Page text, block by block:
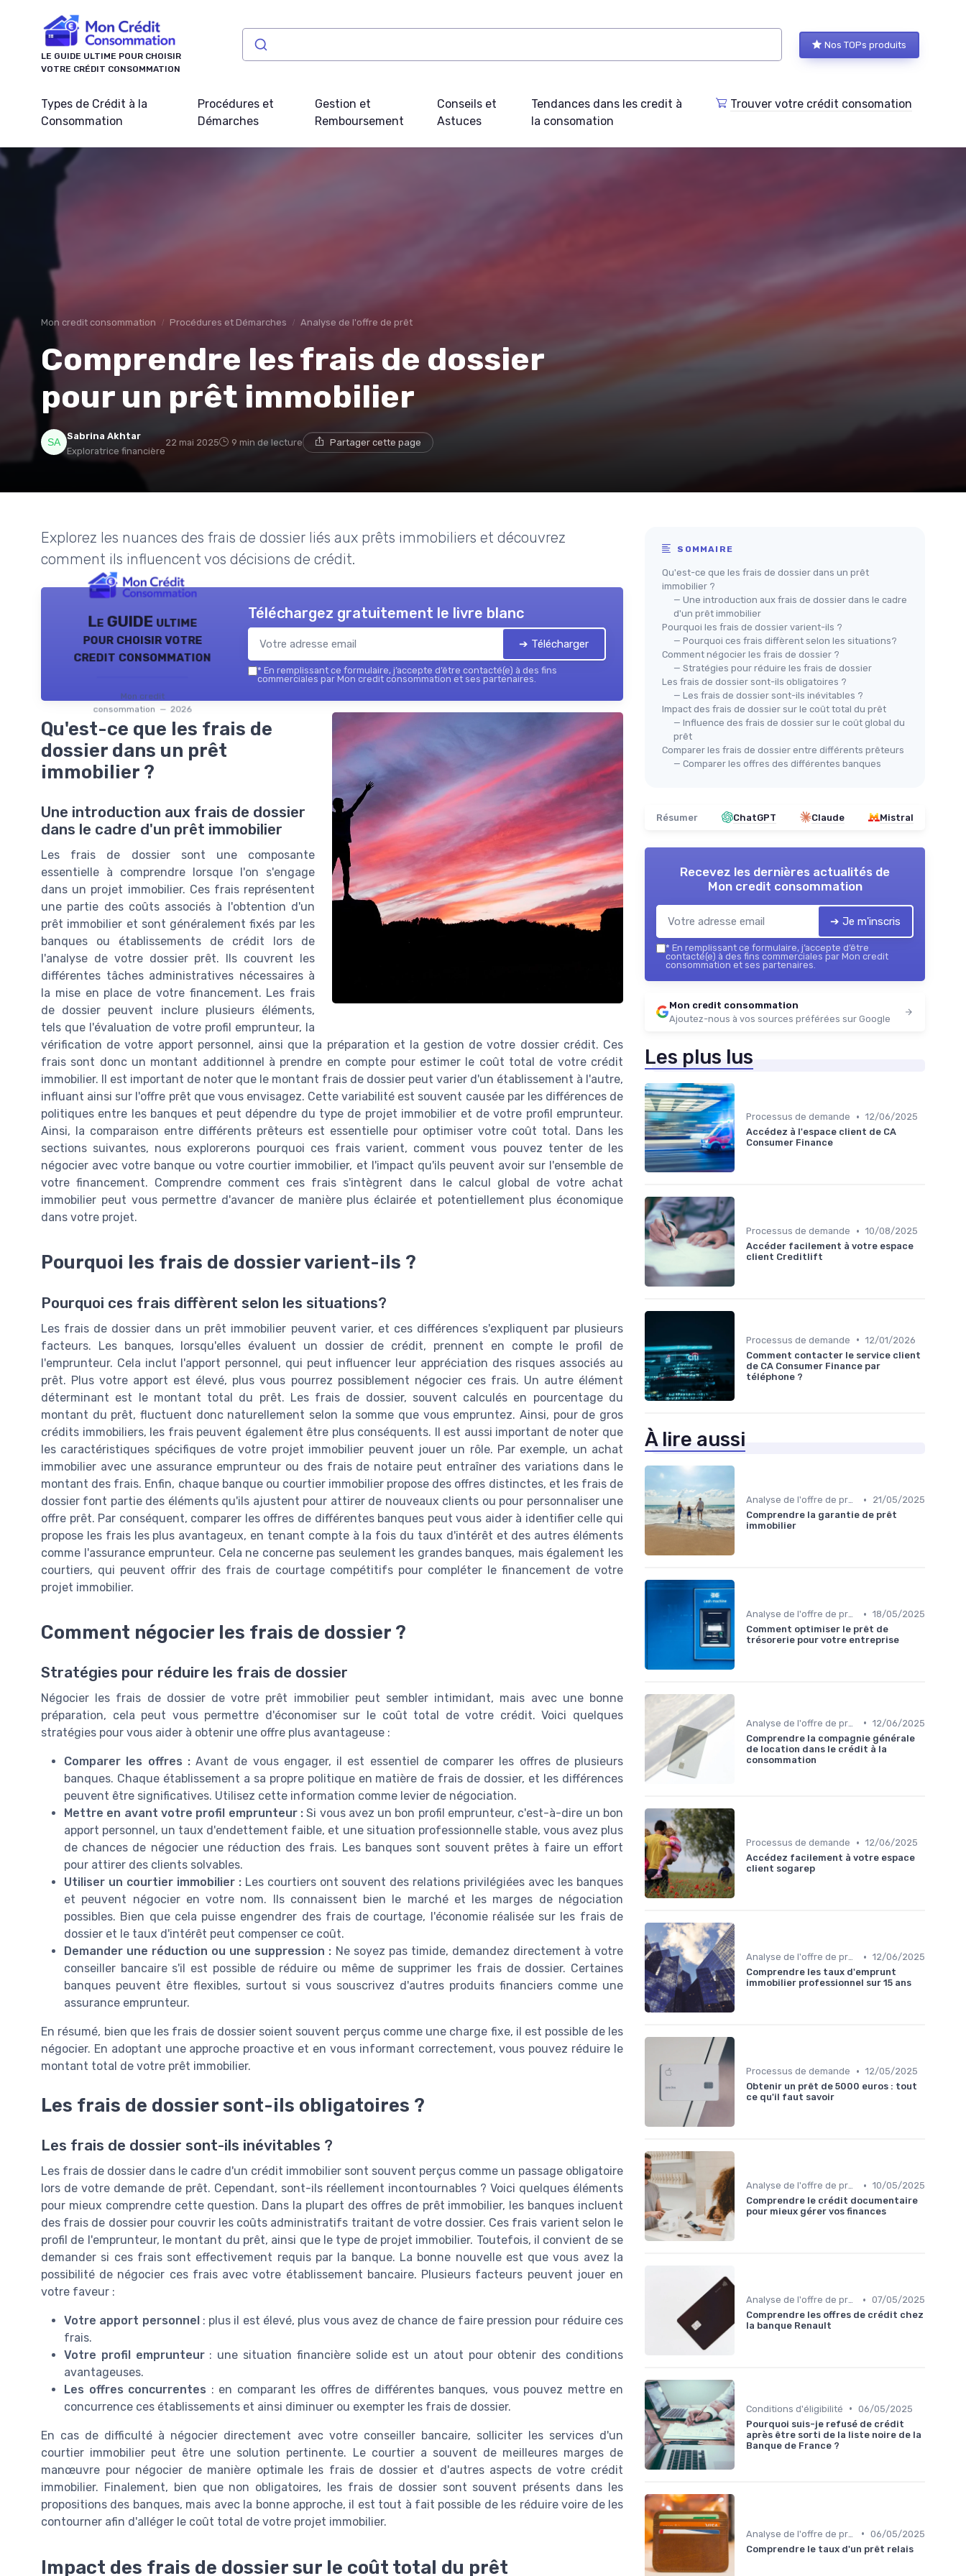
LE GUIDE ULTIME POUR CHOISIR
VOTRE CRÉDIT CONSOMMATION
Nos TOPs produits
Types de Crédit à la
Consommation
Procédures et
Démarches
Gestion et
Remboursement
Conseils et
Astuces
Tendances dans les credit à
la consomation
Trouver votre crédit consomation
Mon credit consommation Procédures et Démarches Analyse de l'offre de prêt
Comprendre les frais de dossier
pour un prêt immobilier
Sabrina Akhtar
Exploratrice financière
22 mai 2025 9 min de lecture Partager cette page
Explorez les nuances des frais de dossier liés aux prêts immobiliers et découvrez
comment ils influencent vos décisions de crédit.
Le GUIDE ultime
pour choisir votre
credit consommation
Mon credit
consommation — 2026
Téléchargez gratuitement le livre blanc
➔ Télécharger
* En remplissant ce formulaire, j’accepte d’être contacté(e) à des fins
commerciales par Mon credit consommation et ses partenaires.
Qu'est-ce que les frais de
dossier dans un prêt
immobilier ?
Une introduction aux frais de dossier
dans le cadre d'un prêt immobilier
Les frais de dossier sont une composante
essentielle à comprendre lorsque l'on s'engage
dans un projet immobilier. Ces frais représentent
une partie des coûts associés à l'obtention d'un
prêt immobilier et sont généralement fixés par les
banques ou établissements de crédit lors de
l'analyse de votre dossier prêt. Ils couvrent les
différentes tâches administratives nécessaires à
la mise en place de votre financement. Les frais
de dossier peuvent inclure plusieurs éléments,
tels que l'évaluation de votre profil emprunteur, la
vérification de votre apport personnel, ainsi que la préparation et la gestion de votre dossier crédit. Ces
frais sont donc un montant additionnel à prendre en compte pour estimer le coût total de votre crédit
immobilier. Il est important de noter que le montant frais de dossier peut varier d'un établissement à l'autre,
influant ainsi sur l'offre prêt que vous envisagez. Cette variabilité est souvent causée par les différences de
politiques entre les banques et peut dépendre du type de projet immobilier et de votre profil emprunteur.
Ainsi, la comparaison entre différents prêteurs est essentielle pour optimiser votre coût total. Dans les
sections suivantes, nous explorerons pourquoi ces frais varient, comment vous pouvez tenter de les
négocier avec votre banque ou votre courtier immobilier, et l'impact qu'ils peuvent avoir sur l'ensemble de
votre financement. Comprendre comment ces frais s'intègrent dans le calcul global de votre achat
immobilier peut vous permettre d'avancer de manière plus éclairée et potentiellement plus économique
dans votre projet.
Pourquoi les frais de dossier varient-ils ?
Pourquoi ces frais diffèrent selon les situations?
Les frais de dossier dans un prêt immobilier peuvent varier, et ces différences s'expliquent par plusieurs
facteurs. Les banques, lorsqu'elles évaluent un dossier de crédit, prennent en compte le profil de
l'emprunteur. Cela inclut l'apport personnel, qui peut influencer leur appréciation des risques associés au
prêt. Plus votre apport est élevé, plus vous pourrez possiblement négocier ces frais. Un autre élément
déterminant est le montant total du prêt. Les frais de dossier, souvent calculés en pourcentage du
montant du prêt, fluctuent donc naturellement selon la somme que vous empruntez. Ainsi, pour de gros
crédits immobiliers, les frais peuvent également être plus conséquents. Il est aussi important de noter que
les caractéristiques spécifiques de votre projet immobilier peuvent jouer un rôle. Par exemple, un achat
immobilier avec une assurance emprunteur ou des frais de notaire peut entraîner des variations dans le
montant des frais. Enfin, chaque banque ou courtier immobilier propose des offres distinctes, et les frais de
dossier font partie des éléments qu'ils ajustent pour attirer de nouveaux clients ou pour personnaliser une
offre prêt. Par conséquent, comparer les offres de différentes banques peut vous aider à identifier celle qui
propose les frais les plus avantageux, en tenant compte à la fois du taux d'intérêt et des autres éléments
comme l'assurance emprunteur. Cela ne concerne pas seulement les grandes banques, mais également les
courtiers, qui peuvent offrir des frais de courtage compétitifs pour compléter le financement de votre
projet immobilier.
Comment négocier les frais de dossier ?
Stratégies pour réduire les frais de dossier
Négocier les frais de dossier de votre prêt immobilier peut sembler intimidant, mais avec une bonne
préparation, cela peut vous permettre d'économiser sur le coût total de votre crédit. Voici quelques
stratégies pour vous aider à obtenir une offre plus avantageuse :
Comparer les offres :Avant de vous engager, il est essentiel de comparer les offres de plusieurs
banques. Chaque établissement a sa propre politique en matière de frais de dossier, et les différences
peuvent être significatives. Utilisez cette information comme levier de négociation.
Mettre en avant votre profil emprunteur :Si vous avez un bon profil emprunteur, c'est-à-dire un bon
apport personnel, un taux d'endettement faible, et une situation professionnelle stable, vous avez plus
de chances de négocier une réduction des frais. Les banques sont souvent prêtes à faire un effort
pour attirer des clients solvables.
Utiliser un courtier immobilier :Les courtiers ont souvent des relations privilégiées avec les banques
et peuvent négocier en votre nom. Ils connaissent bien le marché et les marges de négociation
possibles. Bien que cela puisse engendrer des frais de courtage, l'économie réalisée sur les frais de
dossier et le taux d'intérêt peut compenser ce coût.
Demander une réduction ou une suppression : Ne soyez pas timide, demandez directement à votre
conseiller bancaire s'il est possible de réduire ou même de supprimer les frais de dossier. Certaines
banques peuvent être flexibles, surtout si vous souscrivez d'autres produits financiers comme une
assurance emprunteur.
En résumé, bien que les frais de dossier soient souvent perçus comme une charge fixe, il est possible de les
négocier. En adoptant une approche proactive et en vous informant correctement, vous pouvez réduire le
montant total de votre prêt immobilier.
Les frais de dossier sont-ils obligatoires ?
Les frais de dossier sont-ils inévitables ?
Les frais de dossier dans le cadre d'un crédit immobilier sont souvent perçus comme un passage obligatoire
lors de votre demande de prêt. Cependant, sont-ils réellement incontournables ? Voici quelques éléments
pour mieux comprendre cette question. Dans la plupart des offres de prêt immobilier, les banques incluent
des frais de dossier pour couvrir les coûts administratifs traitant de votre dossier. Ces frais varient selon le
profil de l'emprunteur, le montant du prêt, ainsi que le type de projet immobilier. Toutefois, il convient de se
demander si ces frais sont effectivement requis par la banque. La bonne nouvelle est que vous avez la
possibilité de négocier ces frais avec votre établissement bancaire. Plusieurs facteurs peuvent jouer en
votre faveur :
Votre apport personnel: plus il est élevé, plus vous avez de chance de faire pression pour réduire ces
frais.
Votre profil emprunteur: une situation financière solide est un atout pour obtenir des conditions
avantageuses.
Les offres concurrentes : en comparant les offres de différentes banques, vous pouvez mettre en
concurrence ces établissements et ainsi diminuer ou exempter les frais de dossier.
En cas de difficulté à négocier directement avec votre conseiller bancaire, solliciter les services d'un
courtier immobilier peut être une solution pertinente. Le courtier a souvent de meilleures marges de
manœuvre pour négocier de manière optimale les frais de dossier et d'autres aspects de votre crédit
immobilier. Finalement, bien que non obligatoires, les frais de dossier sont souvent présents dans les
propositions des banques, mais avec la bonne approche, il est tout à fait possible de les réduire voire de les
contourner afin d'alléger le coût total de votre projet immobilier.
Impact des frais de dossier sur le coût total du prêt
SOMMAIRE
Qu'est-ce que les frais de dossier dans un prêt
immobilier ?
— Une introduction aux frais de dossier dans le cadre
d'un prêt immobilier
Pourquoi les frais de dossier varient-ils ?
— Pourquoi ces frais diffèrent selon les situations?
Comment négocier les frais de dossier ?
— Stratégies pour réduire les frais de dossier
Les frais de dossier sont-ils obligatoires ?
— Les frais de dossier sont-ils inévitables ?
Impact des frais de dossier sur le coût total du prêt
— Influence des frais de dossier sur le coût global du
prêt
Comparer les frais de dossier entre différents prêteurs
— Comparer les offres des différentes banques
Résumer ChatGPT Claude Mistral
Recevez les dernières actualités de
Mon credit consommation
➔ Je m'inscris
* En remplissant ce formulaire, j’accepte d’être
contacté(e) à des fins commerciales par Mon credit
consommation et ses partenaires.
Mon credit consommation
Ajoutez-nous à vos sources préférées sur Google
Les plus lus
Processus de demande • 12/06/2025
Accédez à l'espace client de CA
Consumer Finance
Processus de demande • 10/08/2025
Accéder facilement à votre espace
client Creditlift
Processus de demande • 12/01/2026
Comment contacter le service client
de CA Consumer Finance par
téléphone ?
À lire aussi
Analyse de l'offre de prêt •
21/05/2025
Comprendre la garantie de prêt
immobilier
Analyse de l'offre de prêt • 18/05/2025
Comment optimiser le prêt de
trésorerie pour votre entreprise
• 12/06/2025
Comprendre la compagnie générale
de location dans le crédit à la
consommation
Processus de demande • 12/06/2025
Accédez facilement à votre espace
client sogarep
Analyse de l'offre de prêt • 12/06/2025
Comprendre les taux d'emprunt
immobilier professionnel sur 15 ans
Processus de demande • 12/05/2025
Obtenir un prêt de 5000 euros : tout
ce qu'il faut savoir
Analyse de l'offre de prêt • 10/05/2025
Comprendre le crédit documentaire
pour mieux gérer vos finances
Analyse de l'offre de prêt • 07/05/2025
Comprendre les offres de crédit chez
la banque Renault
Conditions d'éligibilité • 06/05/2025
Pourquoi suis-je refusé de crédit
après être sorti de la liste noire de la
Banque de France ?
• 06/05/2025
Comprendre le taux d'un prêt relais